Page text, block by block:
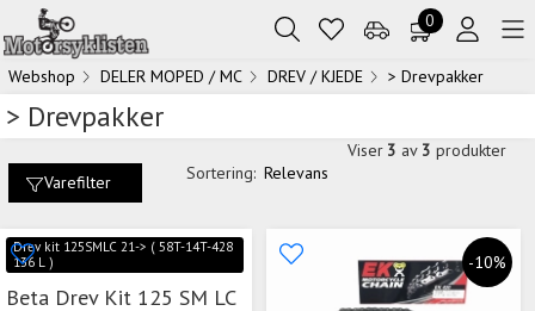
0
Webshop DELER MOPED / MC DREV / KJEDE > Drevpakker
> Drevpakker
Varefilter Sortering: Relevans
Viser 3 av 3 produkter
Drev kit 125SMLC 21-> ( 58T-14T-428
136 L )
Beta Drev Kit 125 SM LC
-10%